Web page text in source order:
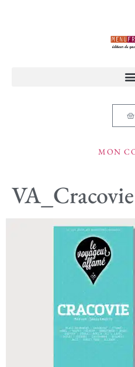
MON
VA_Cracovie